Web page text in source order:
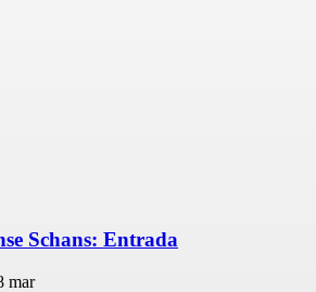
Schans: Entrada
mar